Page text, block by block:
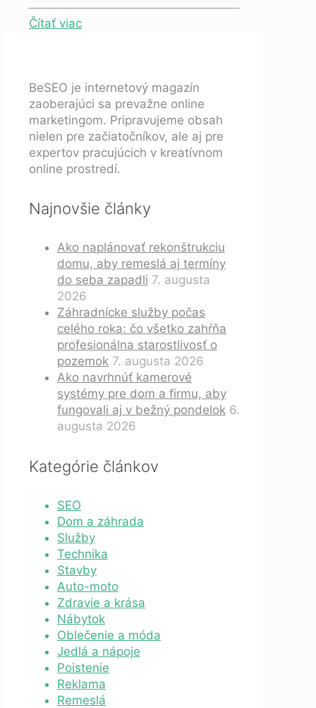
Čítať viac
BeSEO je internetový magazín
zaoberajúci sa prevažne online
marketingom. Pripravujeme obsah
nielen pre začiatočníkov, ale aj pre
expertov pracujúcich v kreatívnom
online prostredí.
Najnovšie články
Ako naplánovať rekonštrukciu
domu, aby remeslá aj termíny
do seba zapadli 7. augusta
2026
Záhradnícke služby počas
celého roka: čo všetko zahŕňa
profesionálna starostlivosť o
pozemok 7. augusta 2026
Ako navrhnúť kamerové
systémy pre dom a firmu, aby
fungovali aj v bežný pondelok 6.
augusta 2026
Kategórie článkov
SEO
Dom a záhrada
Služby
Technika
Stavby
Auto-moto
Zdravie a krása
Nábytok
Oblečenie a móda
Jedlá a nápoje
Poistenie
Reklama
Remeslá